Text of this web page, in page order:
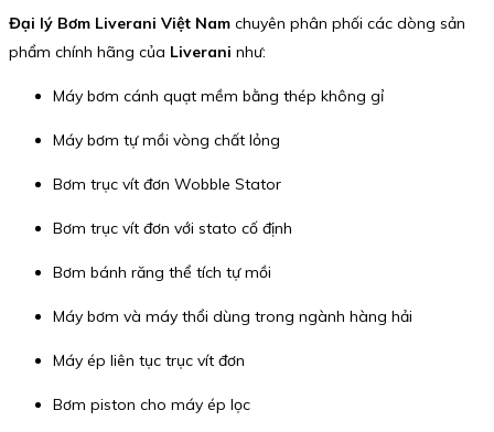
Đại lý Bơm Liverani Việt Nam chuyên phân phối các dòng sản
phẩm chính hãng của Liverani như:
Máy bơm cánh quạt mềm bằng thép không gỉ
Máy bơm tự mồi vòng chất lỏng
Bơm trục vít đơn Wobble Stator
Bơm trục vít đơn với stato cố định
Bơm bánh răng thể tích tự mồi
Máy bơm và máy thổi dùng trong ngành hàng hải
Máy ép liên tục trục vít đơn
Bơm piston cho máy ép lọc